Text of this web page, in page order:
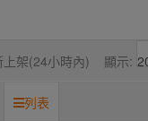
上架(24小時內) 顯示:
列表